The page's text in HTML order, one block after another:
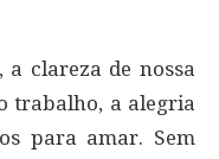
a clareza de nossa
trabalho, a alegria
para amar. Sem